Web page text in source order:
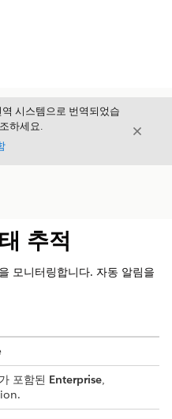
시스템으로 번역되었습
하세요.
닫기
추적
모니터링합니다. 자동 알림을
포함된 Enterprise,